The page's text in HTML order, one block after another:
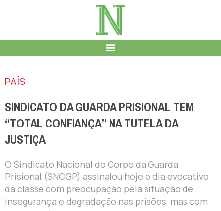
PAÍS
SINDICATO DA GUARDA PRISIONAL TEM
“TOTAL CONFIANÇA” NA TUTELA DA
JUSTIÇA
O Sindicato Nacional do Corpo da Guarda
Prisional (SNCGP) assinalou hoje o dia evocativo
da classe com preocupação pela situação de
insegurança e degradação nas prisões, mas com